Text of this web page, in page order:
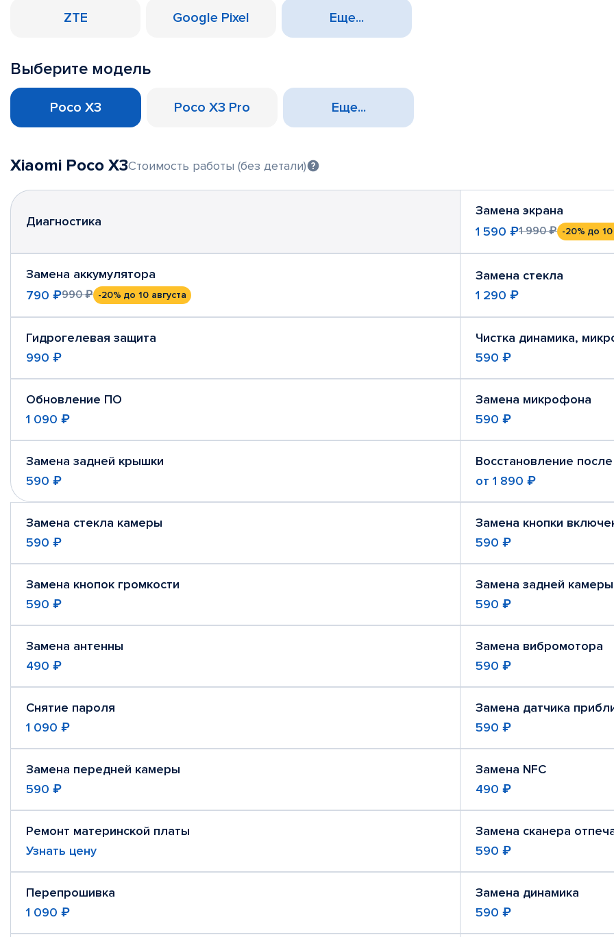
ZTE Google Pixel Еще...
Выберите модель
Poco X3 Poco X3 Pro Еще...
Xiaomi Poco X3Стоимость работы (без детали)
Диагностика
Замена экрана
1 590 ₽1 990 ₽ -20% до 10
Замена аккумулятора
790 ₽990 ₽ -20% до 10 августа
Замена стекла
1 290 ₽
Гидрогелевая защита
990 ₽
Чистка динамика,
590 ₽
Обновление ПО
1 090 ₽
Замена микрофона
590 ₽
Замена задней крышки
590 ₽
Восстановление
от 1 890 ₽
Замена стекла камеры
590 ₽
Замена кнопки
590 ₽
Замена кнопок громкости
590 ₽
Замена задней камеры
590 ₽
Замена антенны
490 ₽
Замена вибромотора
590 ₽
Снятие пароля
1 090 ₽
Замена датчика
590 ₽
Замена передней камеры
590 ₽
Замена NFC
490 ₽
Ремонт материнской платы
Узнать цену
Замена сканера
590 ₽
Перепрошивка
1 090 ₽
Замена динамика
590 ₽